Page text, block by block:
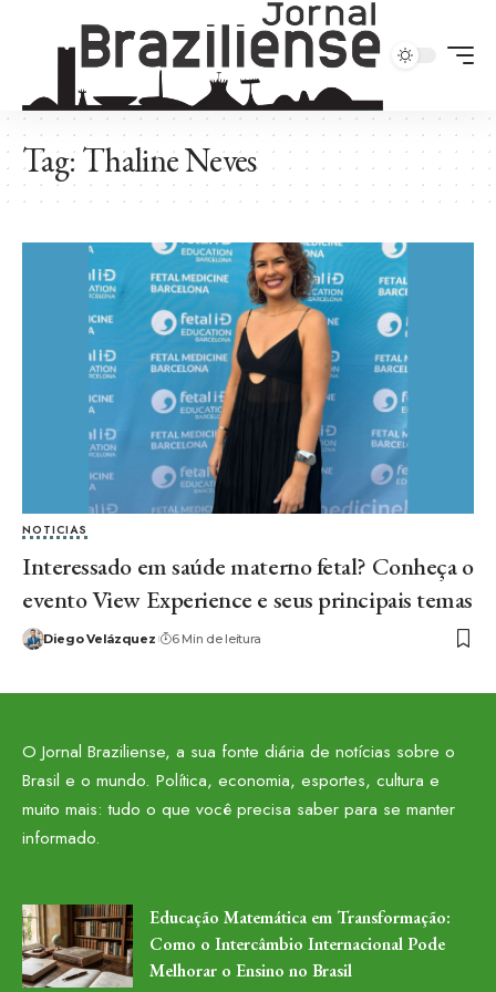
Tag:Thaline Neves
NOTICIAS
Interessado em saúde materno fetal? Conheça o
evento View Experience e seus principais temas
Diego Velázquez 6 Min de leitura
O Jornal Braziliense, a sua fonte diária de notícias sobre o
Brasil e o mundo. Política, economia, esportes, cultura e
muito mais: tudo o que você precisa saber para se manter
informado.
Educação Matemática em Transformação:
Como o Intercâmbio Internacional Pode
Melhorar o Ensino no Brasil